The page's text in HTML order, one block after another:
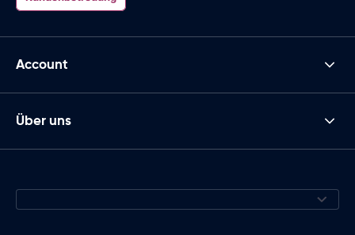
Account
Über uns